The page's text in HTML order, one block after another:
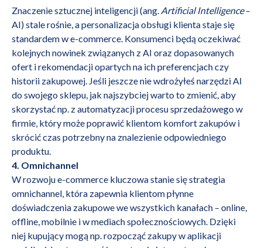
Znaczeniesztucznej inteligencji(ang. Artificial Intelligence–
AI) stale rośnie, a personalizacja obsługi klienta staje się
standardem w e-commerce. Konsumenci będą oczekiwać
kolejnych nowinek związanych z AI oraz dopasowanych
ofert i rekomendacji opartych na ich preferencjach czy
historii zakupowej. Jeśli jeszcze nie wdrożyłeś narzędzi AI
do swojego sklepu, jak najszybciej warto to zmienić, aby
skorzystać np. z automatyzacji procesu sprzedażowego w
firmie, który może poprawić klientom komfort zakupów i
skrócić czas potrzebny na znalezienie odpowiedniego
produktu.
4. Omnichannel
W rozwoju e-commerce kluczowa stanie się strategia
omnichannel, która zapewnia klientom płynne
doświadczenia zakupowe we wszystkich kanałach – online,
offline, mobilnie i w mediach społecznościowych. Dzięki
niej kupujący mogą np. rozpocząć zakupy w aplikacji